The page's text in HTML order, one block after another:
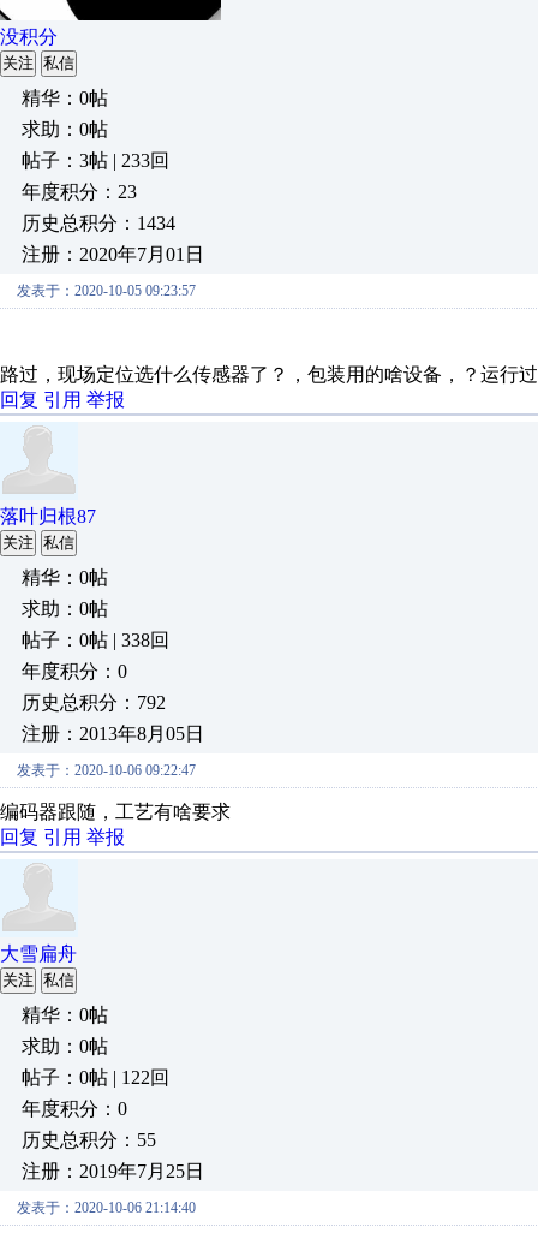
没积分
关注 私信
精华：0帖
求助：0帖
帖子：3帖 | 233回
年度积分：23
历史总积分：1434
注册：2020年7月01日
发表于：2020-10-05 09:23:57
路过，现场定位选什么传感器了？，包装用的啥设备，？运行
回复 引用 举报
落叶归根87
关注 私信
精华：0帖
求助：0帖
帖子：0帖 | 338回
年度积分：0
历史总积分：792
注册：2013年8月05日
发表于：2020-10-06 09:22:47
编码器跟随，工艺有啥要求
回复 引用 举报
大雪扁舟
关注 私信
精华：0帖
求助：0帖
帖子：0帖 | 122回
年度积分：0
历史总积分：55
注册：2019年7月25日
发表于：2020-10-06 21:14:40